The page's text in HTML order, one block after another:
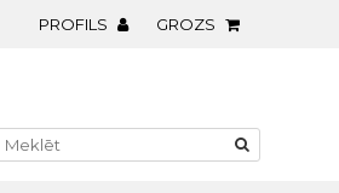
PROFILS GROZS